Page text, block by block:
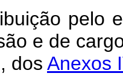
pelo
e de
dos Anexos